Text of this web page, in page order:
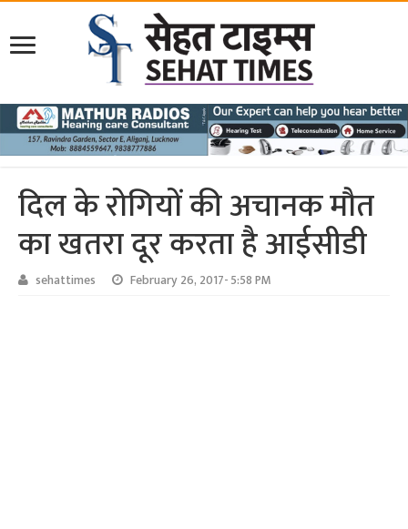
दिल के रोगियों की अचानक मौत
का खतरा दूर करता है आईसीडी
sehattimes February 26, 2017- 5:58 PM